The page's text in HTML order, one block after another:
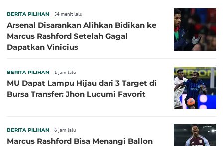
BERITA PILIHAN 54 menit lalu
Arsenal Disarankan Alihkan Bidikan ke
Marcus Rashford Setelah Gagal
Dapatkan Vinicius
BERITA PILIHAN 1 jam lalu
MU Dapat Lampu Hijau dari 3 Target di
Bursa Transfer: Jhon Lucumi Favorit
BERITA PILIHAN 6 jam lalu
Marcus Rashford Bisa Menangi Ballon